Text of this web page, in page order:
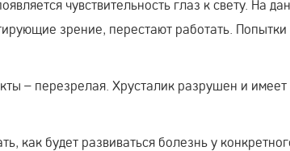
чувствительность глаз к свету. На
зрение, перестают работать.
– перезрелая. Хрусталик разрушен и
как будет развиваться болезнь у